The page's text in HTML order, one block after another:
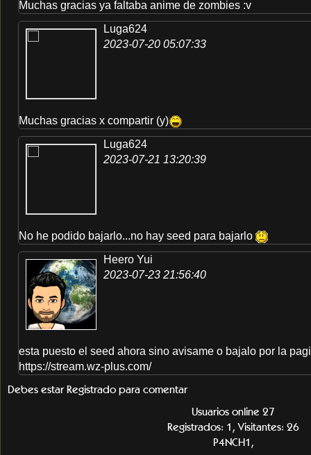
Muchas gracias ya faltaba anime de zombies :v
Luga624
2023-07-20 05:07:33
Muchas gracias x compartir (y)
Luga624
2023-07-21 13:20:39
No he podido bajarlo...no hay seed para bajarlo
Heero Yui
2023-07-23 21:56:40
esta puesto el seed ahora sino avisame o bajalo por la
https://stream.wz-plus.com/
Debes estar Registrado para comentar
Usuarios online 27
Registrados: 1, Visitantes: 26
P4NCH1,